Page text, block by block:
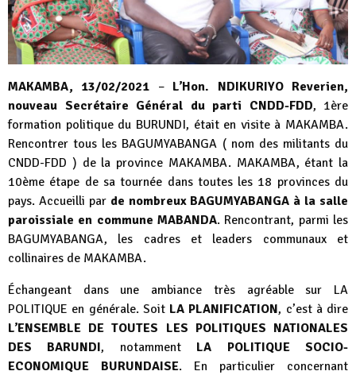
MAKAMBA, 13/02/2021 – L’Hon. NDIKURIYO Reverien,
nouveau Secrétaire Général du parti CNDD-FDD, 1ère
formation politique du BURUNDI, était en visite à MAKAMBA.
Rencontrer tous les BAGUMYABANGA ( nom des militants du
CNDD-FDD ) de la province MAKAMBA. MAKAMBA, étant la
10ème étape de sa tournée dans toutes les 18 provinces du
pays. Accueilli par de nombreux BAGUMYABANGA à la salle
paroissiale en commune MABANDA. Rencontrant, parmi les
BAGUMYABANGA, les cadres et leaders communaux et
collinaires de MAKAMBA.
Échangeant dans une ambiance très agréable sur LA
POLITIQUE en générale. Soit LA PLANIFICATION, c’est à dire
L’ENSEMBLE DE TOUTES LES POLITIQUES NATIONALES
DES BARUNDI, notamment LA POLITIQUE SOCIO-
ECONOMIQUE BURUNDAISE. En particulier concernant